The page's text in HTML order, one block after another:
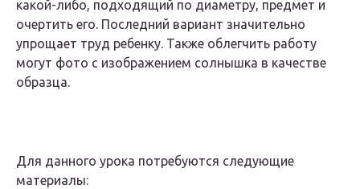
какой-либо, подходящий по диаметру, предмет и
очертить его. Последний вариант значительно
упрощает труд ребенку. Также облегчить работу
могут фото с изображением солнышка в качестве
образца.
Для данного урока потребуются следующие
материалы: